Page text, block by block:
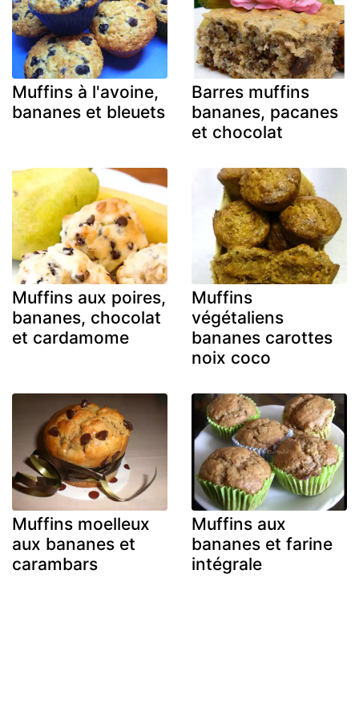
Muffins à l'avoine,
bananes et bleuets
Barres muffins
bananes, pacanes
et chocolat
Muffins aux poires,
bananes, chocolat
et cardamome
Muffins
végétaliens
bananes carottes
noix coco
Muffins moelleux
aux bananes et
carambars
Muffins aux
bananes et farine
intégrale